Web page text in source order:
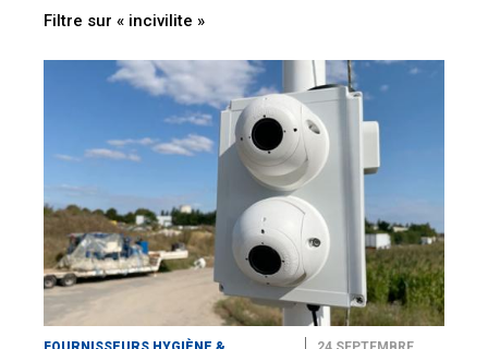
Filtre sur « incivilite »